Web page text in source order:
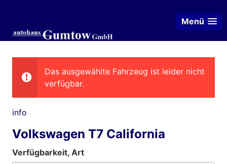
Menü
Das ausgewählte Fahrzeug ist leider nicht
verfügbar.
info
Volkswagen T7 California
Verfügbarkeit, Art